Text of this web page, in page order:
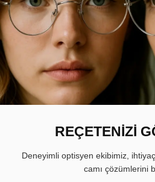
REÇETENİZİ
Deneyimli optisyen ekibimiz,
camı çözümlerini